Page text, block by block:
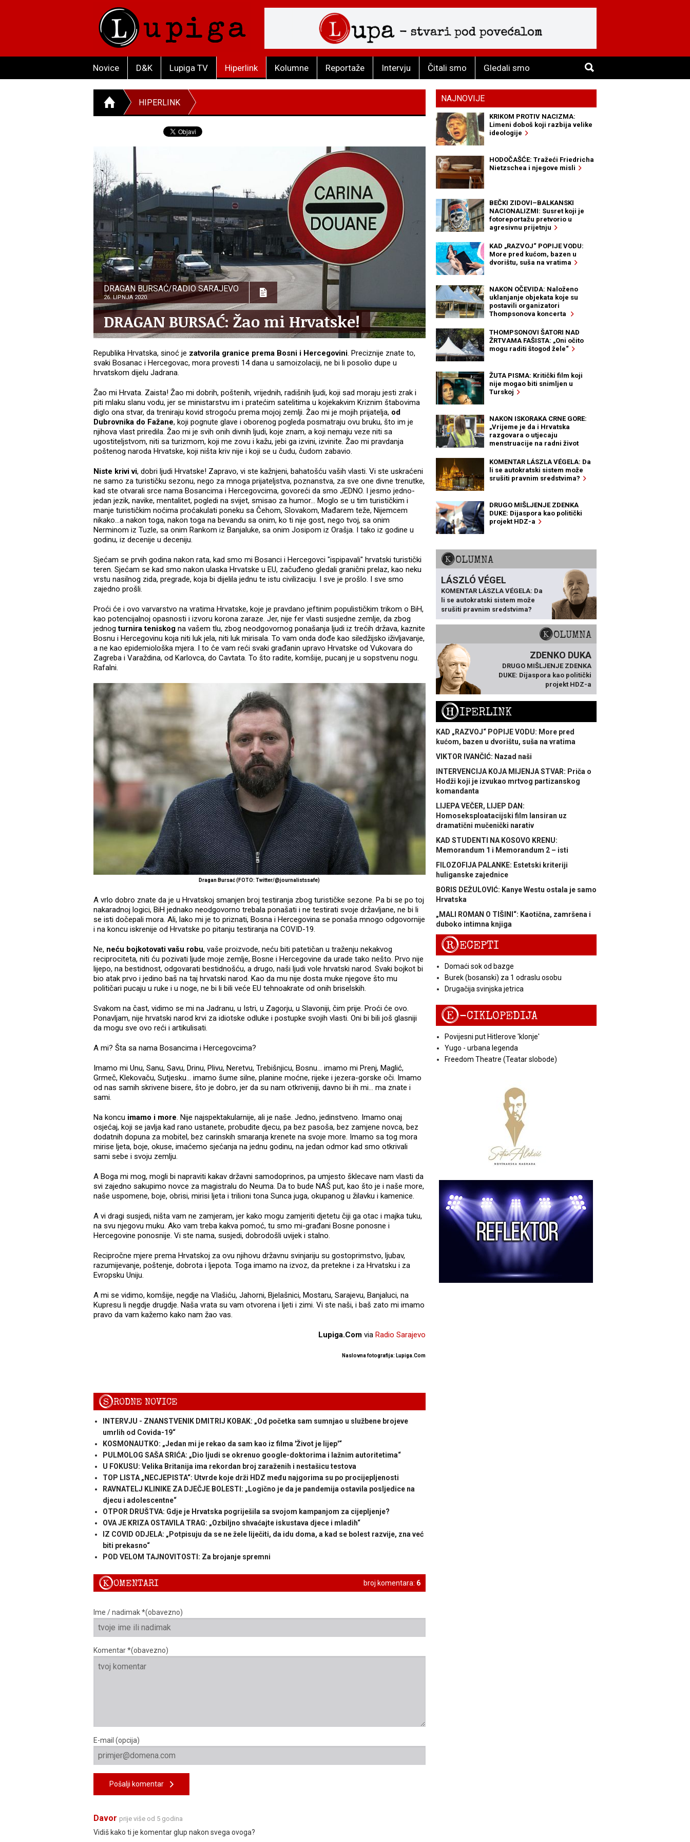
Novice D&K Lupiga TV Hiperlink Kolumne Reportaže Intervju Čitali smo Gledali smo
HIPERLINK
DRAGAN BURSAĆ/RADIO SARAJEVO
26. LIPNJA 2020.
DRAGAN BURSAĆ: Žao mi Hrvatske!
Republika Hrvatska, sinoć je zatvorila granice prema Bosni i Hercegovini. Preciznije znate to,
svaki Bosanac i Hercegovac, mora provesti 14 dana u samoizolaciji, ne bi li posolio dupe u
hrvatskom dijelu Jadrana.
Žao mi Hrvata. Zaista! Žao mi dobrih, poštenih, vrijednih, radišnih ljudi, koji sad moraju jesti zrak i
piti mlaku slanu vodu, jer se ministarstvu im i pratećim satelitima u kojekakvim Kriznim štabovima
diglo ona stvar, da treniraju kovid strogoću prema mojoj zemlji. Žao mi je mojih prijatelja, od
Dubrovnika do Fažane, koji pognute glave i oborenog pogleda posmatraju ovu bruku, što im je
njihova vlast priredila. Žao mi je svih onih divnih ljudi, koje znam, a koji nemaju veze niti sa
ugostiteljstvom, niti sa turizmom, koji me zovu i kažu, jebi ga izvini, izvinite. Žao mi pravdanja
poštenog naroda Hrvatske, koji ništa kriv nije i koji se u čudu, čudom zabavio.
Niste krivi vi, dobri ljudi Hrvatske! Zapravo, vi ste kažnjeni, bahatošću vaših vlasti. Vi ste uskraćeni
ne samo za turističku sezonu, nego za mnoga prijateljstva, poznanstva, za sve one divne trenutke,
kad ste otvarali srce nama Bosancima i Hercegovcima, govoreći da smo JEDNO. I jesmo jedno-
jedan jezik, navike, mentalitet, pogledi na svijet, smisao za humor... Moglo se u tim turističkim i
manje turističkim noćima proćakulati poneku sa Čehom, Slovakom, Mađarem teže, Nijemcem
nikako...a nakon toga, nakon toga na bevandu sa onim, ko ti nije gost, nego tvoj, sa onim
Nerminom iz Tuzle, sa onim Rankom iz Banjaluke, sa onim Josipom iz Orašja. I tako iz godine u
godinu, iz decenije u deceniju.
Sjećam se prvih godina nakon rata, kad smo mi Bosanci i Hercegovci "ispipavali" hrvatski turistički
teren. Sjećam se kad smo nakon ulaska Hrvatske u EU, začuđeno gledali granični prelaz, kao neku
vrstu nasilnog zida, pregrade, koja bi dijelila jednu te istu civilizaciju. I sve je prošlo. I sve smo
zajedno prošli.
Proći će i ovo varvarstvo na vratima Hrvatske, koje je pravdano jeftinim populističkim trikom o BiH,
kao potencijalnoj opasnosti i izvoru korona zaraze. Jer, nije fer vlasti susjedne zemlje, da zbog
jednogturnira teniskog na vašem tlu, zbog neodgovornog ponašanja ljudi iz trećih država, kaznite
Bosnu i Hercegovinu koja niti luk jela, niti luk mirisala. To vam onda dođe kao siledžijsko iživljavanje,
a ne kao epidemiološka mjera. I to će vam reći svaki građanin upravo Hrvatske od Vukovara do
Zagreba i Varaždina, od Karlovca, do Cavtata. To što radite, komšije, pucanj je u sopstvenu nogu.
Rafalni.
Dragan Bursać (FOTO: Twitter/@journalistssafe)
A vrlo dobro znate da je u Hrvatskoj smanjen broj testiranja zbog turističke sezone. Pa bi se po toj
nakaradnoj logici, BiH jednako neodgovorno trebala ponašati i ne testirati svoje državljane, ne bi li
se isti dočepali mora. Ali, lako mi je to priznati, Bosna i Hercegovina se ponaša mnogo odgovornije
i na koncu iskrenije od Hrvatske po pitanju testiranja na COVID-19.
Ne, neću bojkotovati vašu robu, vaše proizvode, neću biti patetičan u traženju nekakvog
reciprociteta, niti ću pozivati ljude moje zemlje, Bosne i Hercegovine da urade tako nešto. Prvo nije
lijepo, na bestidnost, odgovarati bestidnošću, a drugo, naši ljudi vole hrvatski narod. Svaki bojkot bi
bio atak prvo i jedino baš na taj hrvatski narod. Kao da mu nije dosta muke njegove što mu
političari pucaju u ruke i u noge, ne bi li bili veće EU tehnoakrate od onih briselskih.
Svakom na čast, vidimo se mi na Jadranu, u Istri, u Zagorju, u Slavoniji, čim prije. Proći će ovo.
Ponavljam, nije hrvatski narod krvi za idiotske odluke i postupke svojih vlasti. Oni bi bili još glasniji
da mogu sve ovo reći i artikulisati.
A mi? Šta sa nama Bosancima i Hercegovcima?
Imamo mi Unu, Sanu, Savu, Drinu, Plivu, Neretvu, Trebišnjicu, Bosnu... imamo mi Prenj, Maglić,
Grmeč, Klekovaču, Sutjesku... imamo šume silne, planine moćne, rijeke i jezera-gorske oči. Imamo
od nas samih skrivene bisere, što je dobro, jer da su nam otkriveniji, davno bi ih mi... ma znate i
sami.
Na koncu imamo i more. Nije najspektakularnije, ali je naše. Jedno, jedinstveno. Imamo onaj
osjećaj, koji se javlja kad rano ustanete, probudite djecu, pa bez pasoša, bez zamjene novca, bez
dodatnih dopuna za mobitel, bez carinskih smaranja krenete na svoje more. Imamo sa tog mora
mirise ljeta, boje, okuse, imaćemo sjećanja na jednu godinu, na jedan odmor kad smo otkrivali
sami sebe i svoju zemlju.
A Boga mi mog, mogli bi napraviti kakav državni samodoprinos, pa umjesto šklecave nam vlasti da
svi zajedno sakupimo novce za magistralu do Neuma. Da to bude NAŠ put, kao što je i naše more,
naše uspomene, boje, obrisi, mirisi ljeta i trilioni tona Sunca juga, okupanog u žilavku i kamenice.
A vi dragi susjedi, ništa vam ne zamjeram, jer kako mogu zamjeriti djetetu čiji ga otac i majka tuku,
na svu njegovu muku. Ako vam treba kakva pomoć, tu smo mi-građani Bosne ponosne i
Hercegovine ponosnije. Vi ste nama, susjedi, dobrodošli uvijek i stalno.
Recipročne mjere prema Hrvatskoj za ovu njihovu državnu svinjariju su gostoprimstvo, ljubav,
razumijevanje, poštenje, dobrota i ljepota. Toga imamo na izvoz, da pretekne i za Hrvatsku i za
Evropsku Uniju.
A mi se vidimo, komšije, negdje na Vlašiću, Jahorni, Bjelašnici, Mostaru, Sarajevu, Banjaluci, na
Kupresu li negdje drugdje. Naša vrata su vam otvorena i ljeti i zimi. Vi ste naši, i baš zato mi imamo
pravo da vam kažemo kako nam žao vas.
Lupiga.Com via Radio Sarajevo
Naslovna fotografija: Lupiga.Com
SRODNE NOVICE
INTERVJU - ZNANSTVENIK DMITRIJ KOBAK: „Od početka sam sumnjao u službene brojeve
umrlih od Covida-19“
KOSMONAUTKO: „Jedan mi je rekao da sam kao iz filma 'Život je lijep'“
PULMOLOG SAŠA SRIĆA: „Dio ljudi se okrenuo google-doktorima i lažnim autoritetima“
U FOKUSU: Velika Britanija ima rekordan broj zaraženih i nestašicu testova
TOP LISTA „NECJEPISTA“: Utvrde koje drži HDZ među najgorima su po procijepljenosti
RAVNATELJ KLINIKE ZA DJEČJE BOLESTI: „Logično je da je pandemija ostavila posljedice na
djecu i adolescentne“
OTPOR DRUŠTVA: Gdje je Hrvatska pogriješila sa svojom kampanjom za cijepljenje?
OVA JE KRIZA OSTAVILA TRAG: „Ozbiljno shvaćajte iskustava djece i mladih“
IZ COVID ODJELA: „Potpisuju da se ne žele liječiti, da idu doma, a kad se bolest razvije, zna već
biti prekasno“
POD VELOM TAJNOVITOSTI: Za brojanje spremni
broj komentara: 6
KOMENTARI
Ime / nadimak *(obavezno)
Komentar *(obavezno)
E-mail (opcija)
Pošalji komentar
Davor prije više od 5 godina
Vidiš kako ti je komentar glup nakon svega ovoga?
NAJNOVIJE
KRIKOM PROTIV NACIZMA:
Limeni doboš koji razbija velike
ideologije
HODOČAŠĆE: Tražeći Friedricha
Nietzschea i njegove misli
BEČKI ZIDOVI–BALKANSKI
NACIONALIZMI: Susret koji je
fotoreportažu pretvorio u
agresivnu prijetnju
KAD „RAZVOJ“ POPIJE VODU:
More pred kućom, bazen u
dvorištu, suša na vratima
NAKON OČEVIDA: Naloženo
uklanjanje objekata koje su
postavili organizatori
Thompsonova koncerta
THOMPSONOVI ŠATORI NAD
ŽRTVAMA FAŠISTA: „Oni očito
mogu raditi štogod žele“
ŽUTA PISMA: Kritički film koji
nije mogao biti snimljen u
Turskoj
NAKON ISKORAKA CRNE GORE:
„Vrijeme je da i Hrvatska
razgovara o utjecaju
menstruacije na radni život
KOMENTAR LÁSZLA VÉGELA: Da
li se autokratski sistem može
srušiti pravnim sredstvima?
DRUGO MIŠLJENJE ZDENKA
DUKE: Dijaspora kao politički
projekt HDZ-a
KOLUMNA
LÁSZLÓ VÉGEL
KOMENTAR LÁSZLA VÉGELA: Da
li se autokratski sistem može
srušiti pravnim sredstvima?
KOLUMNA
ZDENKO DUKA
DRUGO MIŠLJENJE ZDENKA
DUKE: Dijaspora kao politički
projekt HDZ-a
HIPERLINK
KAD „RAZVOJ“ POPIJE VODU: More pred
kućom, bazen u dvorištu, suša na vratima
VIKTOR IVANČIĆ: Nazad naši
INTERVENCIJA KOJA MIJENJA STVAR: Priča o
Hodži koji je izvukao mrtvog partizanskog
komandanta
LIJEPA VEČER, LIJEP DAN:
Homoseksploatacijski film lansiran uz
dramatični mučenički narativ
KAD STUDENTI NA KOSOVO KRENU:
Memorandum 1 i Memorandum 2 – isti
FILOZOFIJA PALANKE: Estetski kriteriji
huliganske zajednice
BORIS DEŽULOVIĆ: Kanye Westu ostala je samo
Hrvatska
„MALI ROMAN O TIŠINI“: Kaotična, zamršena i
duboko intimna knjiga
RECEPTI
Domaći sok od bazge
Burek (bosanski) za 1 odraslu osobu
Drugačija svinjska jetrica
E-CIKLOPEDIJA
Povijesni put Hitlerove 'klonje'
Yugo - urbana legenda
Freedom Theatre (Teatar slobode)